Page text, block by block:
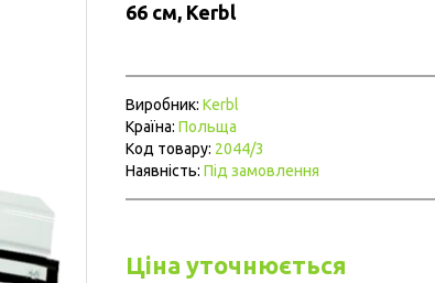
66 см, Kerbl
Виробник: Kerbl
Країна: Польща
Код товару: 2044/3
Наявність: Під замовлення
Ціна уточнюється